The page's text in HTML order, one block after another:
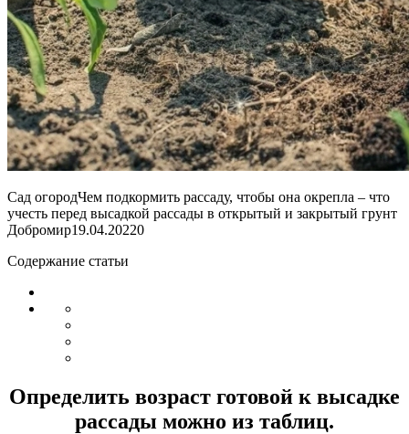
Сад огородЧем подкормить рассаду, чтобы она окрепла – что
учесть перед высадкой рассады в открытый и закрытый грунт
Добромир19.04.20220
Содержание статьи
Определить возраст готовой к высадке
рассады можно из таблиц.